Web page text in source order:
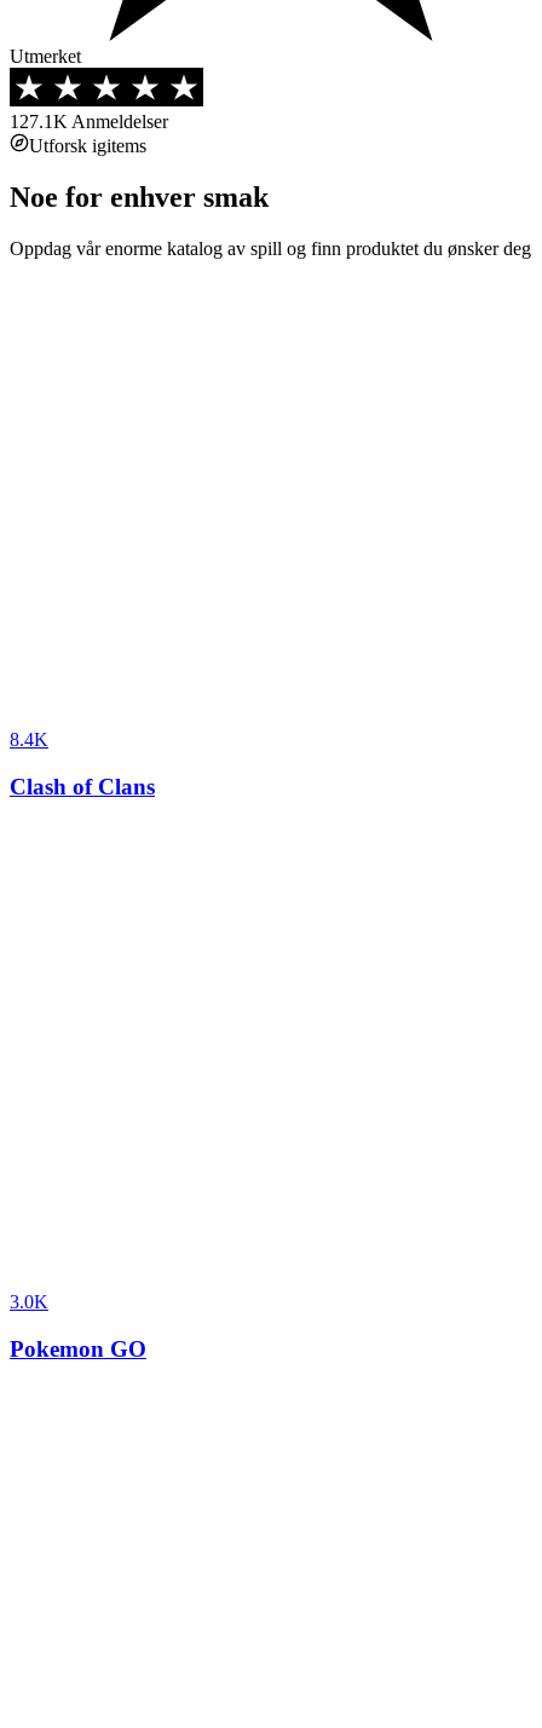
Utmerket
127.1K Anmeldelser
Utforsk igitems
Noe for enhver smak
Oppdag vår enorme katalog av spill og finn produktet du ønsker deg
8.4K
Clash of Clans
3.0K
Pokemon GO